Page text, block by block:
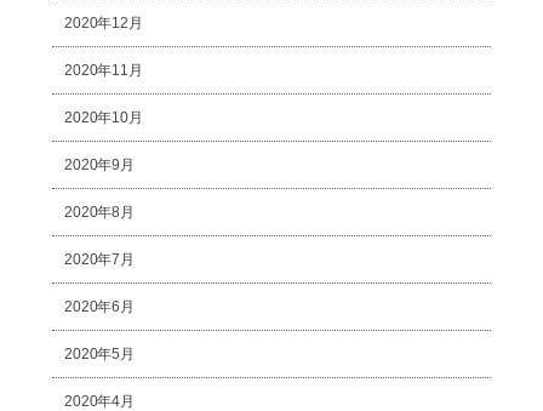
2020年12月
2020年11月
2020年10月
2020年9月
2020年8月
2020年7月
2020年6月
2020年5月
2020年4月